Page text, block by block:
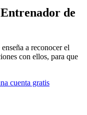
de
a reconocer el
con ellos, para que
cuenta gratis